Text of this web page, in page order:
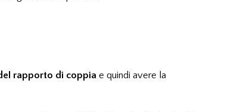
rapporto di coppia e quindi avere la